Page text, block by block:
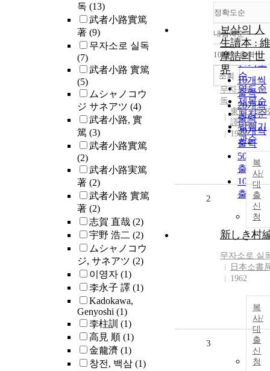
독 (13)
武者小路實篤
著 (9)
무자소로 실독
(7)
武者小路 實篤
(5)
ムシャノコウ
ジ サネアツ (4)
武者小路, 實
篤 (3)
武者小路實篤
(2)
武者小路実篤
著 (2)
武者小路 實篤
著 (2)
志賀 直哉 (2)
宇野 浩二 (2)
ムシャノコウ
ジ, サネアツ (2)
이영자 (1)
李永子 譯 (1)
Kadokawa,
Genyoshi (1)
李柱訓 (1)
高見 順 (1)
金龍濟 (1)
창전, 백삼 (1)
정확도순
정확도
순
인기도
순
연도순
제목순
저자순
발행기
관순
내림차순
내림차
10개씩 출력
10개씩
출력
20개씩
출력
30개씩
출력
50개씩
출력
100개
출력
조회
보살의 人
生讀本 : 維
摩詰의 世
界
무자소로,실
독
東國大學
譯經院
1981
복
사/
대
출
신
청
2
新しき村
무자소로 실
日本소書
1962
복
사/
대
출
신
청
3